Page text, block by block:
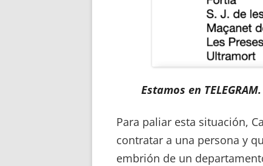
Estamos en
Para paliar esta situación,
contratar a una persona y
embrión de un